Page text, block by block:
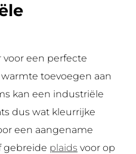
voor een perfecte
toevoegen aan
kan een industriële
dus wat kleurrijke
een aangename
gebreide plaids voor op